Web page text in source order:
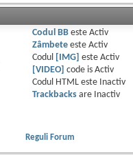
Codul BBeste Activ
Zâmbeteeste Activ
Codul
[IMG] este Activ
[VIDEO]
code is Activ
Codul HTML este
Inactiv
Trackbacksare
Inactiv
Reguli Forum